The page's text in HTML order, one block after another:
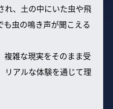
れ、土の中にいた虫や飛
虫の鳴き声が聞こえる
複雑な現実をそのまま受
リアルな体験を通じて理